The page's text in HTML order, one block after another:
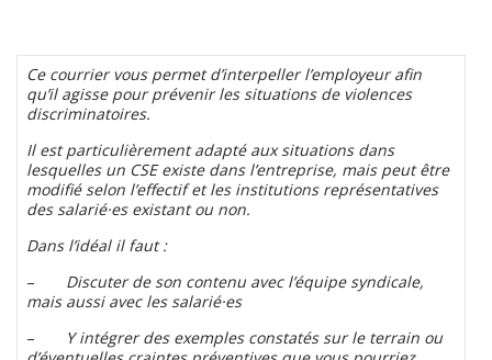
Ce courrier vous permet d’interpeller l’employeur afin
qu’il agisse pour prévenir les situations de violences
discriminatoires.
Il est particulièrement adapté aux situations dans
lesquelles un CSE existe dans l’entreprise, mais peut être
modifié selon l’effectif et les institutions représentatives
des salarié·es existant ou non.
Dans l’idéal il faut :
– Discuter de son contenu avec l’équipe syndicale,
mais aussi avec les salarié·es
–
Y intégrer des exemples constatés sur le terrain ou